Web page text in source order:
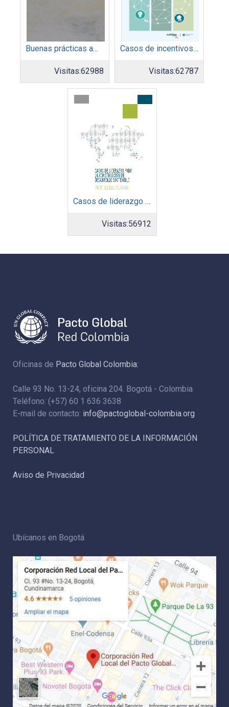
Buenas prácticas ambientales 2015
Visitas:62988
Casos de incentivos sociales y de mercadeo
Visitas:62787
Casos de liderazgo para la contrucción de desarrollo sotenible
Visitas:56912
Oficinas de Pacto Global Colombia:
Calle 93 No. 13-24, oficina 204. Bogotá - Colombia
Teléfono: (+57) 60 1 636 3638
E-mail de contacto: info@pactoglobal-colombia.org
POLÍTICA DE TRATAMIENTO DE LA INFORMACIÓN
PERSONAL
Aviso de Privacidad
Ubícanos en Bogotá